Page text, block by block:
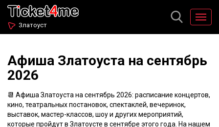
Златоуст
Афиша Златоуста на сентябрь
2026
📆 Афиша Златоуста на сентябрь 2026: расписание концертов,
кино, театральных постановок, спектаклей, вечеринок,
выставок, мастер-классов, шоу и других мероприятий,
которые пройдут в Златоусте в сентябре этого года. На нашем